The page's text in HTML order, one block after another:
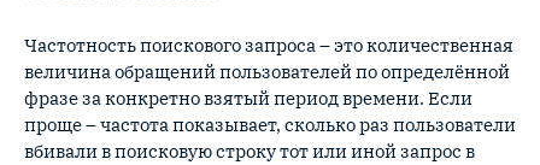
Частотность поискового запроса – это количественная
величина обращений пользователей по определённой
фразе за конкретно взятый период времени. Если
проще – частота показывает, сколько раз пользователи
вбивали в поисковую строку тот или иной запрос в